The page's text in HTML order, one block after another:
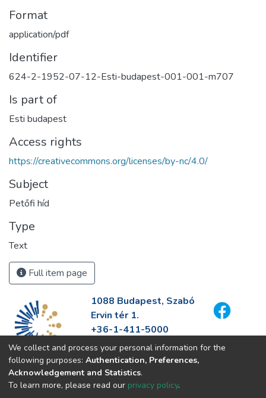
Format
application/pdf
Identifier
624-2-1952-07-12-Esti-budapest-001-001-m707
Is part of
Esti budapest
Access rights
https://creativecommons.org/licenses/by-nc/4.0/
Subject
Petőfi híd
Type
Text
Full item page
1088 Budapest, Szabó
Ervin tér 1.
+36-1-411-5000
info@fszek.hu
https://fszek.hu
We collect and process your personal information for the
following purposes: Authentication, Preferences,
Acknowledgement and Statistics.
To learn more, please read our privacy policy.